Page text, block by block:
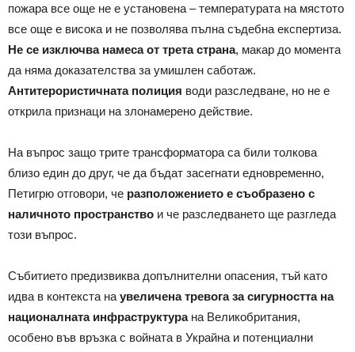
пожара все още не е установена – температурата на мястото
все още е висока и не позволява пълна съдебна експертиза.
Не се изключва намеса от трета страна, макар до момента
да няма доказателства за умишлен саботаж.
Антитерористичната полиция води разследване, но не е
открила признаци на злонамерено действие.
На въпрос защо трите трансформатора са били толкова
близо един до друг, че да бъдат засегнати едновременно,
Петигрю отговори, че разположението е съобразено с
наличното пространство и че разследването ще разгледа
този въпрос.
Събитието предизвиква допълнителни опасения, тъй като
идва в контекста на увеличена тревога за сигурността на
националната инфраструктурана Великобритания,
особено във връзка с войната в Украйна и потенциални